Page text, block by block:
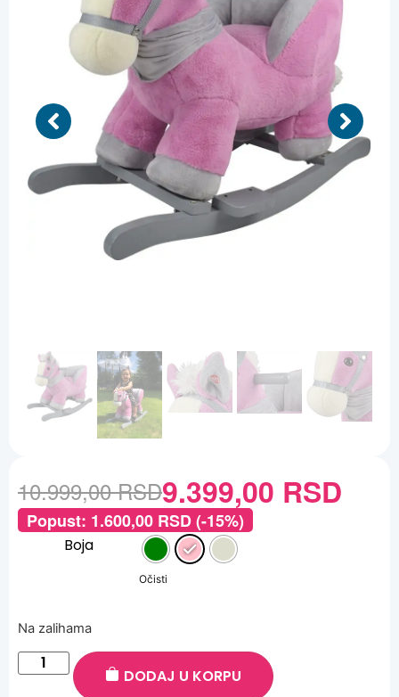
10.999,00RSD9.399,00 RSD
Popust: 1.600,00 RSD(-15%)
Boja
Očisti
Na zalihama
DODAJ U KORPU